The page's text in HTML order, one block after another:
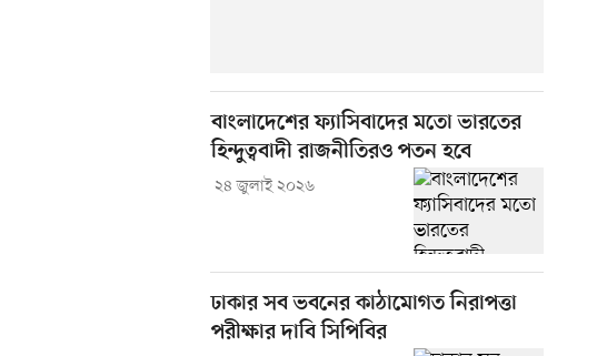
বাংলাদেশের ফ্যাসিবাদের মতো ভারতের
হিন্দুত্ববাদী রাজনীতিরও পতন হবে
২৪ জুলাই ২০২৬
ঢাকার সব ভবনের কাঠামোগত নিরাপত্তা
পরীক্ষার দাবি সিপিবির